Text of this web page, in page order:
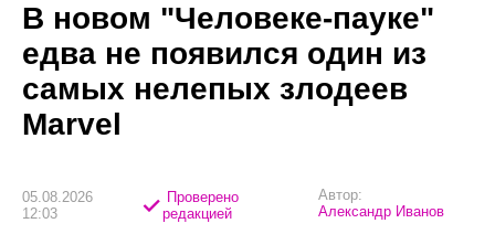
В новом "Человеке-пауке"
едва не появился один из
самых нелепых злодеев
Marvel
05.08.2026
12:03
Проверено
редакцией
Автор:
Александр Иванов